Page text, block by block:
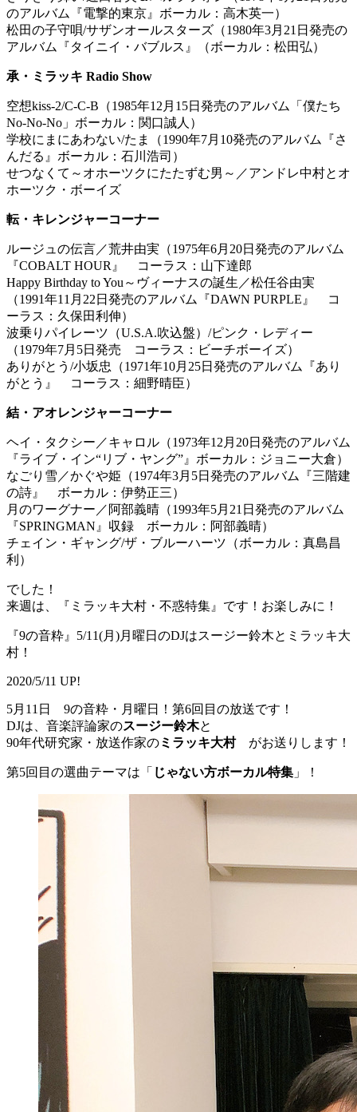
のアルバム『電撃的東京』ボーカル：高木英一）
松田の子守唄/サザンオールスターズ（1980年3月21日発売の
アルバム『タイニイ・バブルス』（ボーカル：松田弘）
承・ミラッキ Radio Show
空想kiss-2/C-C-B（1985年12月15日発売のアルバム「僕たち
No-No-No」ボーカル：関口誠人）
学校にまにあわない/たま（1990年7月10発売のアルバム『さ
んだる』ボーカル：石川浩司）
せつなくて～オホーツクにたたずむ男～／アンドレ中村とオ
ホーツク・ボーイズ
転・キレンジャーコーナー
ルージュの伝言／荒井由実（1975年6月20日発売のアルバム
『COBALT HOUR』 コーラス：山下達郎
Happy Birthday to You～ヴィーナスの誕生／松任谷由実
（1991年11月22日発売のアルバム『DAWN PURPLE』 コ
ーラス：久保田利伸）
波乗りパイレーツ（U.S.A.吹込盤）/ピンク・レディー
（1979年7月5日発売 コーラス：ビーチボーイズ）
ありがとう/小坂忠（1971年10月25日発売のアルバム『あり
がとう』 コーラス：細野晴臣）
結・アオレンジャーコーナー
ヘイ・タクシー／キャロル（1973年12月20日発売のアルバム
『ライブ・イン“リブ・ヤング”』ボーカル：ジョニー大倉）
なごり雪／かぐや姫（1974年3月5日発売のアルバム『三階建
の詩』 ボーカル：伊勢正三）
月のワーグナー／阿部義晴（1993年5月21日発売のアルバム
『SPRINGMAN』収録 ボーカル：阿部義晴）
チェイン・ギャング/ザ・ブルーハーツ（ボーカル：真島昌
利）
でした！
来週は、『ミラッキ大村・不惑特集』です！お楽しみに！
『9の音粋』5/11(月)月曜日のDJはスージー鈴木とミラッキ大
村！
2020/5/11 UP!
5月11日 9の音粋・月曜日！第6回目の放送です！
DJは、音楽評論家のスージー鈴木と
90年代研究家・放送作家のミラッキ大村がお送りします！
第5回目の選曲テーマは「 じゃない方ボーカル特集 」！